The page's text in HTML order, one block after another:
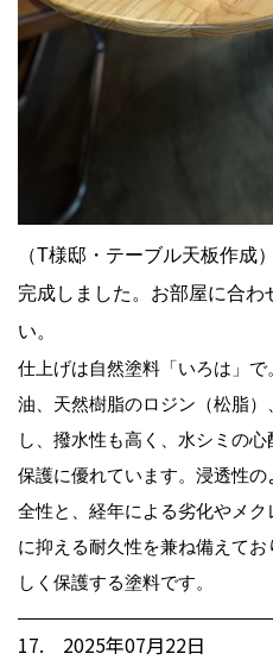
（T様邸・テーブル天板作成
完成しました。お部屋に合わ
い。
仕上げは自然塗料「いろは」
油、天然樹脂のロジン（松脂
し、撥水性も高く、水シミの
保護に優れています。浸透性
全性と、経年による劣化やメ
に抑える耐久性を兼ね備えて
しく保護する塗料です。
17. 2025年07月22日